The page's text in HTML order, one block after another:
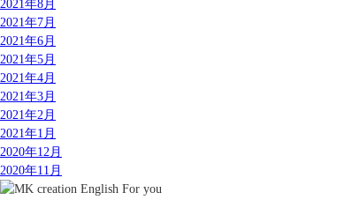
2021年8月
2021年7月
2021年6月
2021年5月
2021年4月
2021年3月
2021年2月
2021年1月
2020年12月
2020年11月